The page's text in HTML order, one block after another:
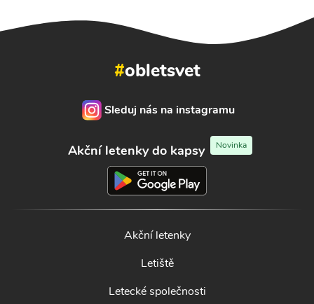
#obletsvet
Sleduj nás na instagramu
Akční letenky do kapsy Novinka
Akční letenky
Letiště
Letecké společnosti